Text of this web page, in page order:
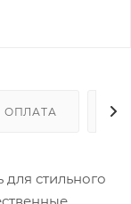
ОПЛАТА
стильного